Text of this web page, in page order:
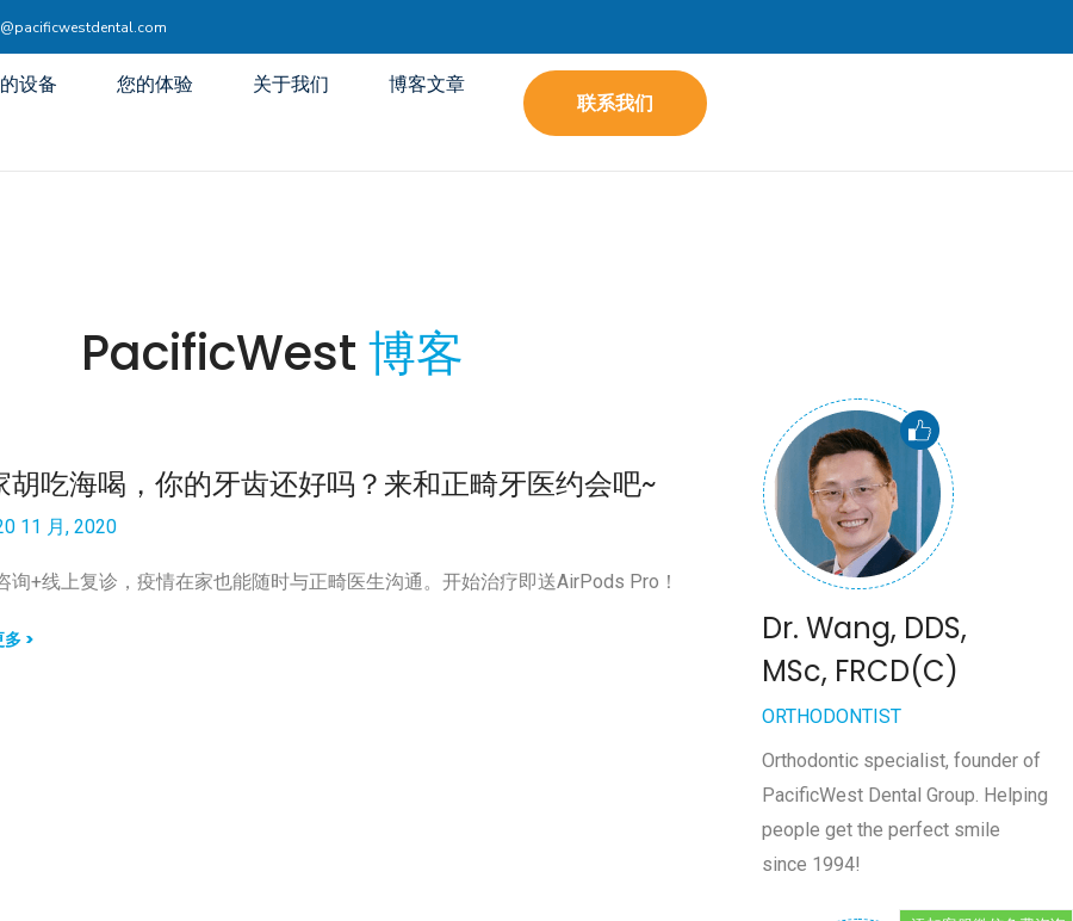
设备 您的体验 关于我们 博客文章
联系我们
PacificWest博客
胡吃海喝，你的牙齿还好吗？来和正畸牙医约会吧~
11 月, 2020
询+线上复诊，疫情在家也能随时与正畸医生沟通。开始治疗即送AirPods Pro！
>
Dr. Wang, DDS,
MSc, FRCD(C)
ORTHODONTIST
Orthodontic specialist, founder of
PacificWest Dental Group. Helping
people get the perfect smile
since 1994!